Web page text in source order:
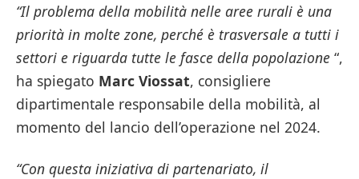
“Il problema della mobilità nelle aree rurali è una
priorità in molte zone, perché è trasversale a tutti i
settori e riguarda tutte le fasce della popolazione “,
ha spiegato Marc Viossat, consigliere
dipartimentale responsabile della mobilità, al
momento del lancio dell’operazione nel 2024.
“Con questa iniziativa di partenariato, il